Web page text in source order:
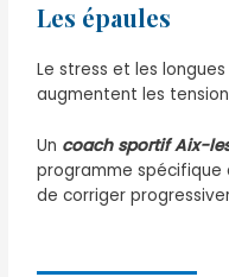
Les épaules
Le stress et les
augmentent les
Un coach sportif Aix-
programme
de corriger